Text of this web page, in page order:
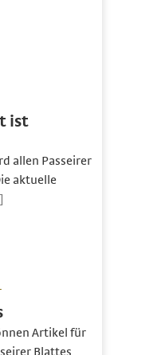
ist
allen Passeirer
aktuelle
Artikel für
Blattes